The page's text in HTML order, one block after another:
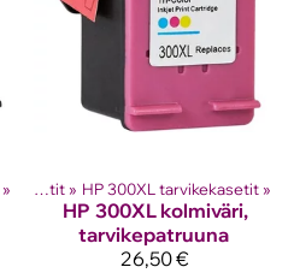
‪» HP mustekasetit ‪» HP 300XL tarvikekasetit ‪»
HP 300XL kolmiväri,
tarvikepatruuna
26,50 €